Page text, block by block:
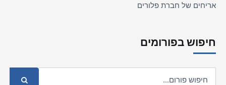
אריחים של חברת פלורים
חיפוש בפורומים